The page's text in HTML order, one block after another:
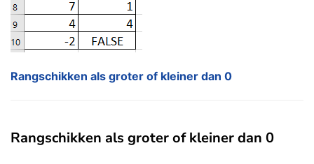
Rangschikken als groter of kleiner dan 0
Rangschikken als groter of kleiner dan 0